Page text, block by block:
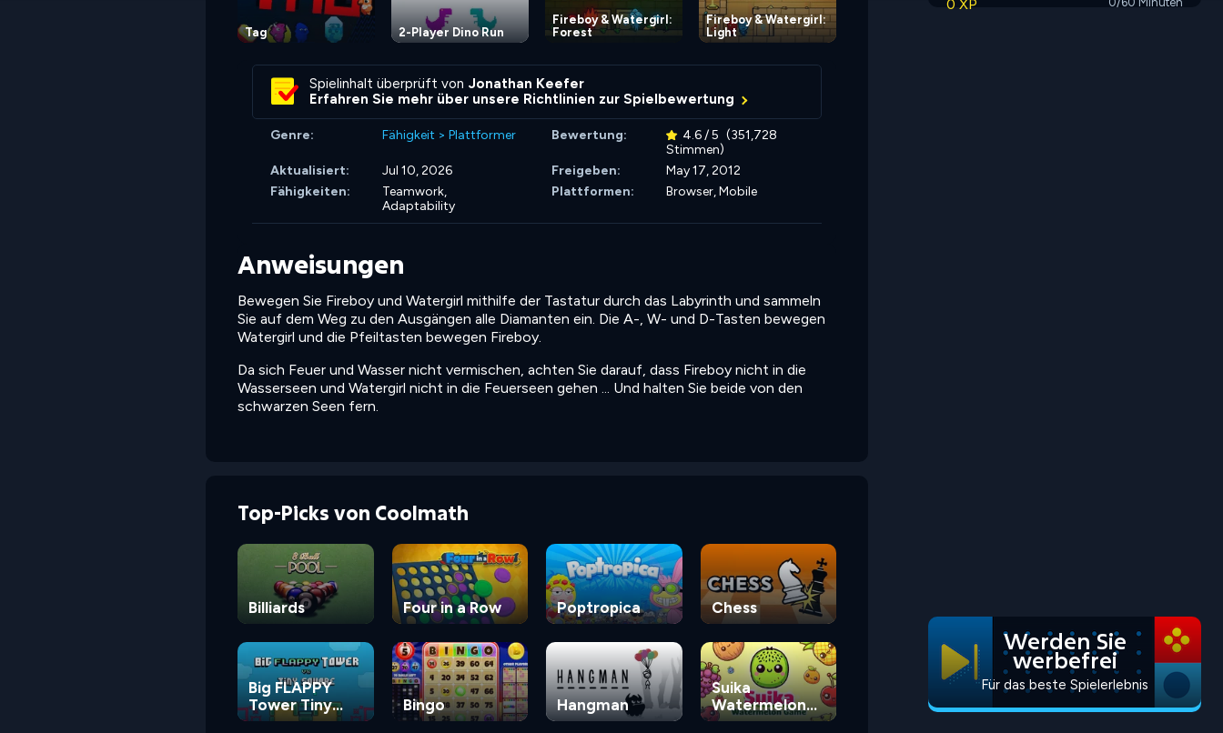
Tag 2-Player Dino Run
Fireboy & Watergirl:
Forest
Fireboy & Watergirl:
Light
Spielinhalt überprüft von Jonathan Keefer
Erfahren Sie mehr über unsere Richtlinien zur Spielbewertung
Genre: Fähigkeit > Plattformer Bewertung: 4.6 / 5 (351,728
Stimmen)
Aktualisiert:
Jul 10, 2026 Freigeben:
May 17, 2012
Fähigkeiten:
Teamwork,
Adaptability
Plattformen: Browser, Mobile
Anweisungen
Bewegen Sie Fireboy und Watergirl mithilfe der Tastatur durch das Labyrinth und sammeln
Sie auf dem Weg zu den Ausgängen alle Diamanten ein. Die A-, W- und D-Tasten bewegen
Watergirl und die Pfeiltasten bewegen Fireboy.
Da sich Feuer und Wasser nicht vermischen, achten Sie darauf, dass Fireboy nicht in die
Wasserseen und Watergirl nicht in die Feuerseen gehen ... Und halten Sie beide von den
schwarzen Seen fern.
Top-Picks von Coolmath
Billiards Four in a Row Poptropica Chess
Big FLAPPY
Tower Tiny
Square
Bingo Hangman
Suika
Watermelon
Game
0 XP
Werden Sie
werbefrei
Für das beste Spielerlebnis